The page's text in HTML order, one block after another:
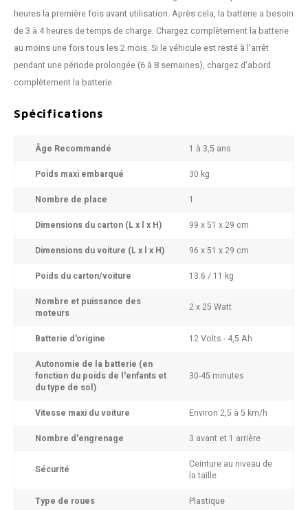
heures la première fois avant utilisation. Après cela, la batterie a besoin
de 3 à 4 heures de temps de charge. Chargez complètement la batterie
au moins une fois tous les 2 mois. Si le véhicule est resté à l'arrêt
pendant une période prolongée (6 à 8 semaines), chargez d'abord
complètement la batterie.
Spécifications
Âge Recommandé 1 à 3,5 ans
Poids maxi embarqué 30 kg
Nombre de place 1
Dimensions du carton (L x l x H) 99 x 51 x 29 cm
Dimensions du voiture (L x l x H) 96 x 51 x 29 cm
Poids du carton/voiture 13.6 / 11 kg
Nombre et puissance des
moteurs
2 x 25 Watt
Batterie d'origine 12 Volts - 4,5 Ah
Autonomie de la batterie (en
fonction du poids de l'enfants et
du type de sol)
30-45 minutes
Vitesse maxi du voiture Environ 2,5 à 5 km/h
Nombre d'engrenage 3 avant et 1 arrière
Sécurité
Ceinture au niveau de
la taille
Type de roues Plastique